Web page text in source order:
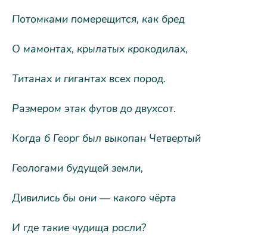
Потомками померещится, как бред
О мамонтах, крылатых крокодилах,
Титанах и гигантах всех пород.
Размером этак футов до двухсот.
Когда б Георг был выкопан Четвертый
Геологами будущей земли,
Дивились бы они — какого чёрта
И где такие чудища росли?